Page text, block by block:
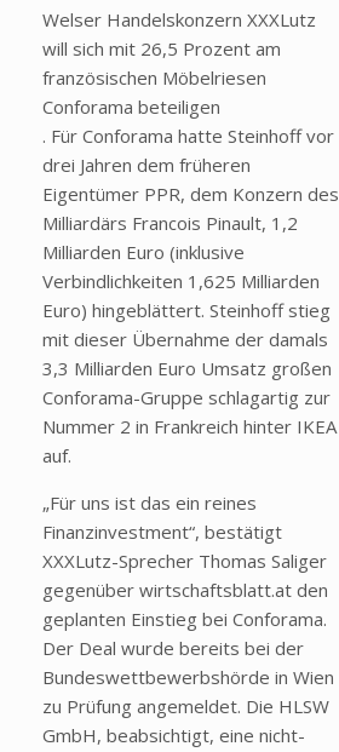
Welser Handelskonzern XXXLutz
will sich mit 26,5 Prozent am
französischen Möbelriesen
Conforama beteiligen
. Für Conforama hatte Steinhoff vor
drei Jahren dem früheren
Eigentümer PPR, dem Konzern des
Milliardärs Francois Pinault, 1,2
Milliarden Euro (inklusive
Verbindlichkeiten 1,625 Milliarden
Euro) hingeblättert. Steinhoff stieg
mit dieser Übernahme der damals
3,3 Milliarden Euro Umsatz großen
Conforama-Gruppe schlagartig zur
Nummer 2 in Frankreich hinter IKEA
auf.
„Für uns ist das ein reines
Finanzinvestment“, bestätigt
XXXLutz-Sprecher Thomas Saliger
gegenüber wirtschaftsblatt.at den
geplanten Einstieg bei Conforama.
Der Deal wurde bereits bei der
Bundeswettbewerbshörde in Wien
zu Prüfung angemeldet. Die HLSW
GmbH, beabsichtigt, eine nicht-